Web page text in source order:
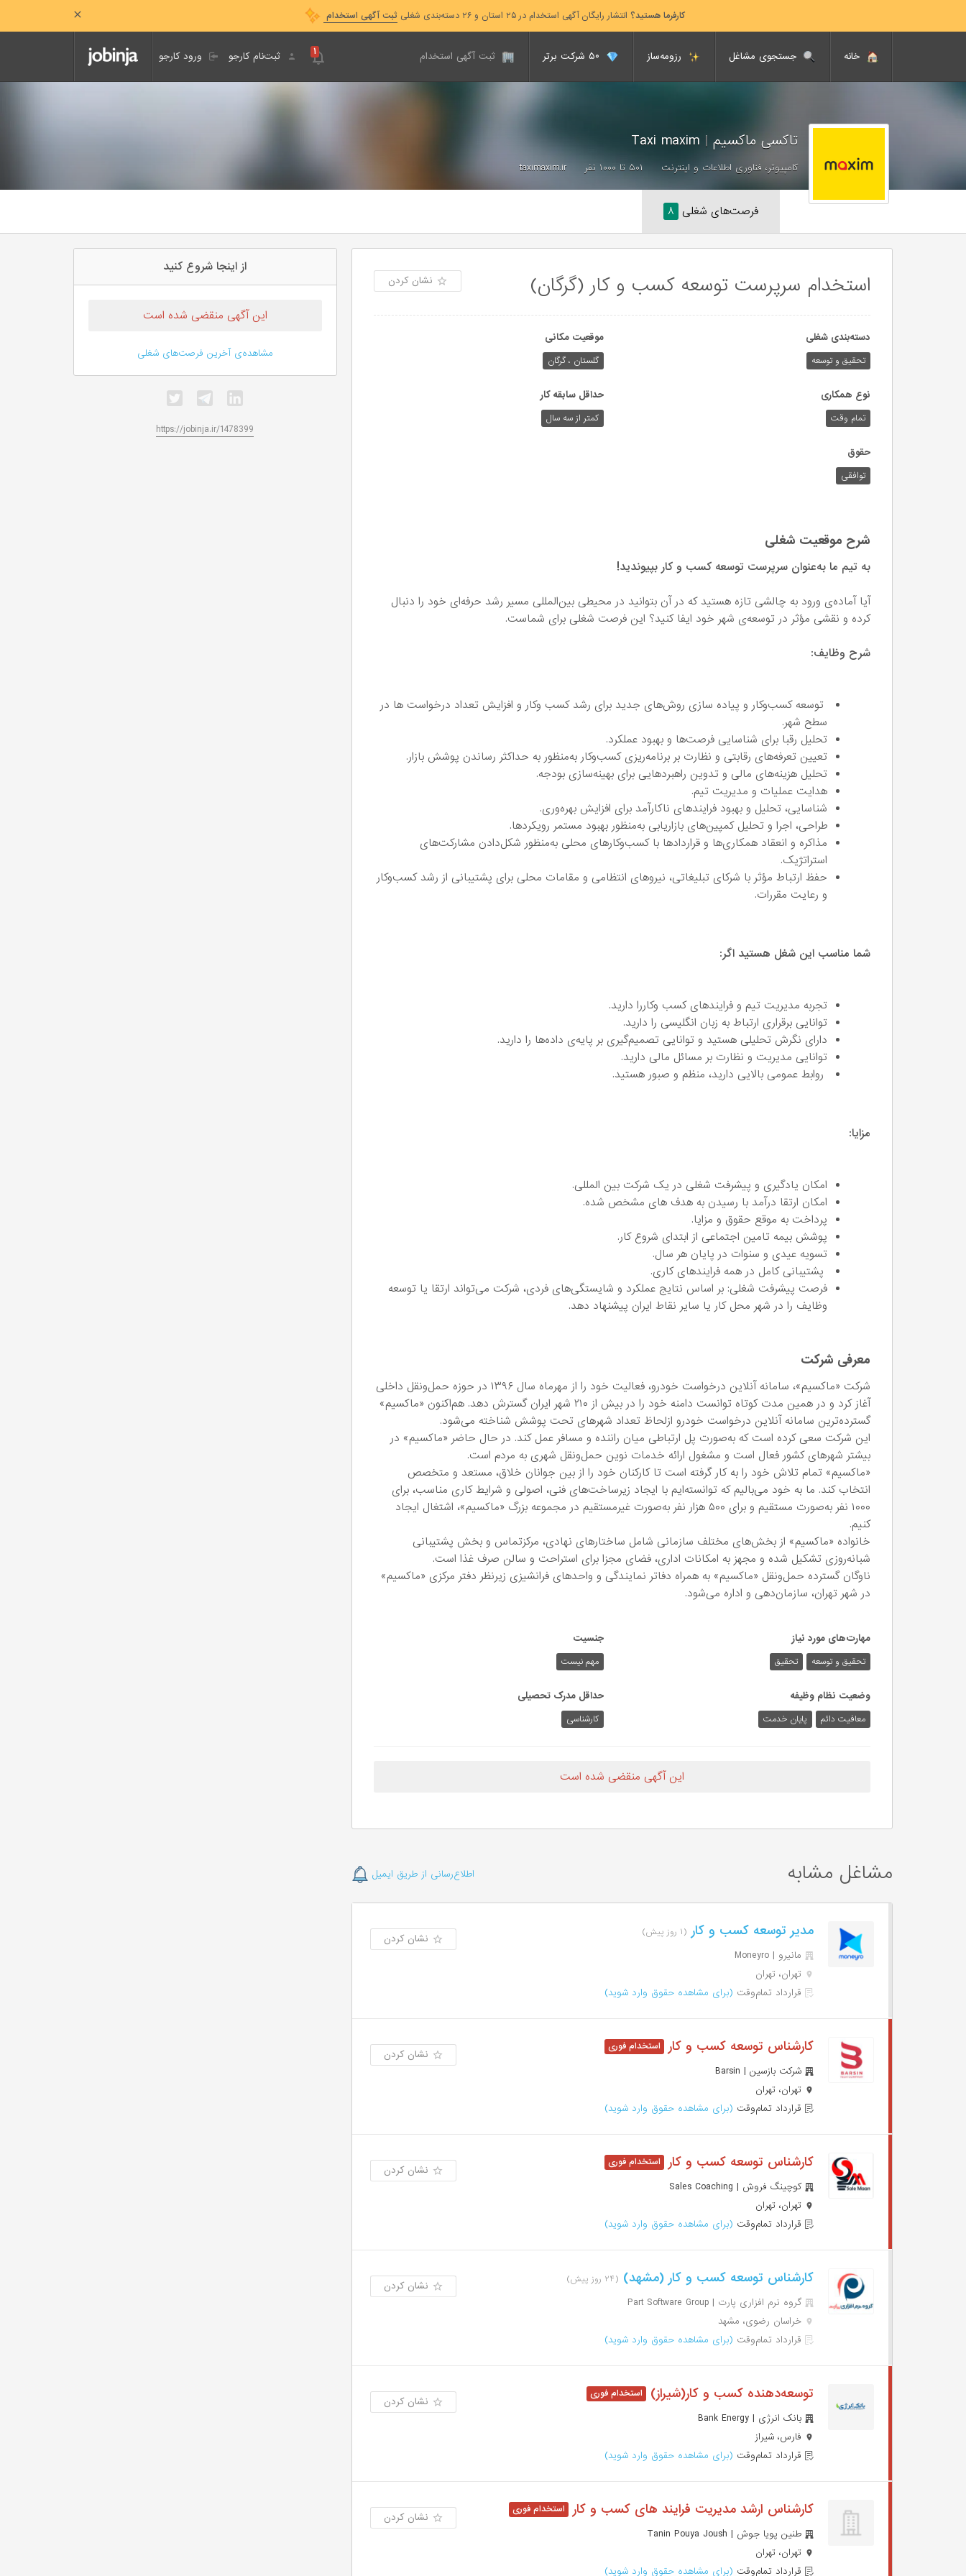
کارفرما هستید؟ انتشار رایگان آگهی استخدام در ۲۵ استان و ۲۶ دسته‌بندی شغلی ثبت آگهی استخدام
خانه جستجوی مشاغل رزومه‌ساز ثبت آگهی استخدام ورود کارجو ثبت‌نام کارجو ۱
تاکسی ماکسیم |
کامپیوتر، فناوری اطلاعات و اینترنت ۵۰۱ تا ۱۰۰۰ نفر taximaxim.ir
فرصت‌های شغلی ۸
استخدام سرپرست توسعه کسب و کار (گرگان) نشان کردن
دسته‌بندی شغلی
تحقیق و توسعه
موقعیت مکانی
گلستان ، گرگان
نوع همکاری
تمام وقت
حداقل سابقه کار
کمتر از سه سال
حقوق
توافقی
شرح موقعیت شغلی
به تیم ما به‌عنوان سرپرست توسعه کسب و کار بپیوندید!
آیا آماده‌ی ورود به چالشی تازه هستید که در آن بتوانید در محیطی بین‌المللی مسیر رشد حرفه‌ای خود را دنبال
کرده و نقشی مؤثر در توسعه‌ی شهر خود ایفا کنید؟ این فرصت شغلی برای شماست.
شرح وظایف:
توسعه کسب‌وکار و پیاده‌ سازی روش‌های جدید برای رشد کسب‌ وکار و افزایش تعداد درخواست ها در
سطح شهر.
تحلیل رقبا برای شناسایی فرصت‌ها و بهبود عملکرد.
تعیین تعرفه‌های رقابتی و نظارت بر برنامه‌ریزی کسب‌وکار به‌منظور به حداکثر رساندن پوشش بازار.
تحلیل هزینه‌های مالی و تدوین راهبردهایی برای بهینه‌سازی بودجه.
هدایت عملیات و مدیریت تیم.
شناسایی، تحلیل و بهبود فرایندهای ناکارآمد برای افزایش بهره‌وری.
طراحی، اجرا و تحلیل کمپین‌های بازاریابی به‌منظور بهبود مستمر رویکردها.
مذاکره و انعقاد همکاری‌ها و قراردادها با کسب‌وکارهای محلی به‌منظور شکل‌دادن مشارکت‌های
استراتژیک.
حفظ ارتباط مؤثر با شرکای تبلیغاتی، نیروهای انتظامی و مقامات محلی برای پشتیبانی از رشد کسب‌وکار
و رعایت مقررات.
شما مناسب این شغل هستید اگر:
تجربه مدیریت تیم و فرایندهای کسب‌ وکاررا دارید.
توانایی برقراری ارتباط به زبان انگلیسی را دارید.
دارای نگرش تحلیلی هستید و توانایی تصمیم‌گیری بر پایه‌ی داده‌ها را دارید.
توانایی مدیریت و نظارت بر مسائل مالی دارید.
روابط عمومی بالایی دارید، منظم و صبور هستید.
مزایا:
امکان یادگیری و پیشرفت شغلی در یک شرکت بین المللی.
امکان ارتقا درآمد با رسیدن به هدف های مشخص شده.
پرداخت به موقع حقوق و مزایا.
پوشش بیمه تامین اجتماعی از ابتدای شروع کار.
تسویه عیدی و سنوات در پایان هر سال.
پشتیبانی کامل در همه فرایندهای کاری.
فرصت پیشرفت شغلی: بر اساس نتایج عملکرد و شایستگی‌های فردی، شرکت می‌تواند ارتقا یا توسعه
وظایف را در شهر محل کار یا سایر نقاط ایران پیشنهاد دهد.
معرفی شرکت
شرکت «ماکسیم»، سامانه‌ آنلاین درخواست خودرو، فعالیت خود را از مهرماه سال ۱۳۹۶ در حوزه حمل‌ونقل داخلی
آغاز کرد و در همین مدت کوتاه توانست دامنه خود را در بیش از ۲۱۰ شهر ایران گسترش دهد. هم‌اکنون «ماکسیم»
گسترده‌ترین سامانه‌ آنلاین درخواست خودرو ازلحاظ تعداد شهرهای تحت پوشش شناخته می‌شود.
این شرکت سعی کرده است که به‌صورت پل ارتباطی میان راننده و مسافر عمل کند. در حال حاضر «ماکسیم» در
بیشتر شهرهای کشور فعال است و مشغول ارائه‌ خدمات نوین حمل‌ونقل شهری به مردم است.
«ماکسیم» تمام تلاش خود را به‌ کار گرفته است تا کارکنان خود را از بین جوانان خلاق، مستعد و متخصص
انتخاب کند. ما به خود می‌بالیم که توانسته‌ایم با ایجاد زیرساخت‌های فنی، اصولی و شرایط کاری مناسب، برای
۱۰۰۰ نفر به‌صورت مستقیم و برای ۵۰۰ هزار نفر به‌صورت غیرمستقیم در مجموعه‌ بزرگ «ماکسیم»، اشتغال ایجاد
کنیم.
خانواده‌ «ماکسیم» از بخش‌های مختلف سازمانی شامل ساختارهای نهادی، مرکزتماس و بخش پشتیبانی
شبانه‌روزی تشکیل شده و مجهز به امکانات اداری، فضای مجزا برای استراحت و سالن صرف غذا است.
ناوگان گسترده‌ حمل‌ونقل «ماکسیم» به‌ همراه دفاتر نمایندگی و واحدهای فرانشیزی زیرنظر دفتر مرکزی «ماکسیم»
در شهر تهران، سازمان‌دهی و اداره می‌شود.
مهارت‌های مورد نیاز
تحقیق و توسعه تحقیق
جنسیت
مهم نیست
وضعیت نظام وظیفه
معافیت دائم پایان خدمت
حداقل مدرک تحصیلی
کارشناسی
این آگهی منقضی شده است
مشاغل مشابه اطلاع‌رسانی از طریق ایمیل
مدیر توسعه کسب و کار (۱ روز پیش)
مانیرو | Moneyro
تهران، تهران
قرارداد تمام‌وقت (برای مشاهده حقوق وارد شوید)
نشان کردن
کارشناس توسعه کسب و کار
شرکت بازسین | Barsin
تهران، تهران
قرارداد تمام‌وقت (برای مشاهده حقوق وارد شوید)
نشان کردن
کارشناس توسعه کسب و کار
کوچینگ فروش | Sales Coaching
تهران، تهران
قرارداد تمام‌وقت (برای مشاهده حقوق وارد شوید)
نشان کردن
کارشناس توسعه کسب و کار (مشهد) (۲۴ روز پیش)
گروه نرم افزاری پارت | Part Software Group
خراسان رضوی، مشهد
قرارداد تمام‌وقت (برای مشاهده حقوق وارد شوید)
نشان کردن
توسعه‌دهنده کسب و کار(شیراز)
بانک انرژی | Bank Energy
فارس، شیراز
قرارداد تمام‌وقت (برای مشاهده حقوق وارد شوید)
نشان کردن
کارشناس ارشد مدیریت فرایند های کسب و کار
طنین پویا جوش | Tanin Pouya Joush
تهران، تهران
قرارداد تمام‌وقت (برای مشاهده حقوق وارد شوید)
نشان کردن
از اینجا شروع کنید
این آگهی منقضی شده است
مشاهده‌ی آخرین فرصت‌های شغلی
https://jobinja.ir/1478399